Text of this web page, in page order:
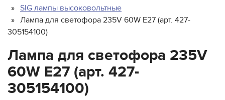
SIG лампы высоковольтные
Лампа для светофора 235V 60W E27 (арт. 427-
305154100)
Лампа для светофора 235V
60W E27 (арт. 427-
305154100)